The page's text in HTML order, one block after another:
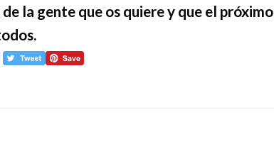
la gente que os quiere y que el próximo